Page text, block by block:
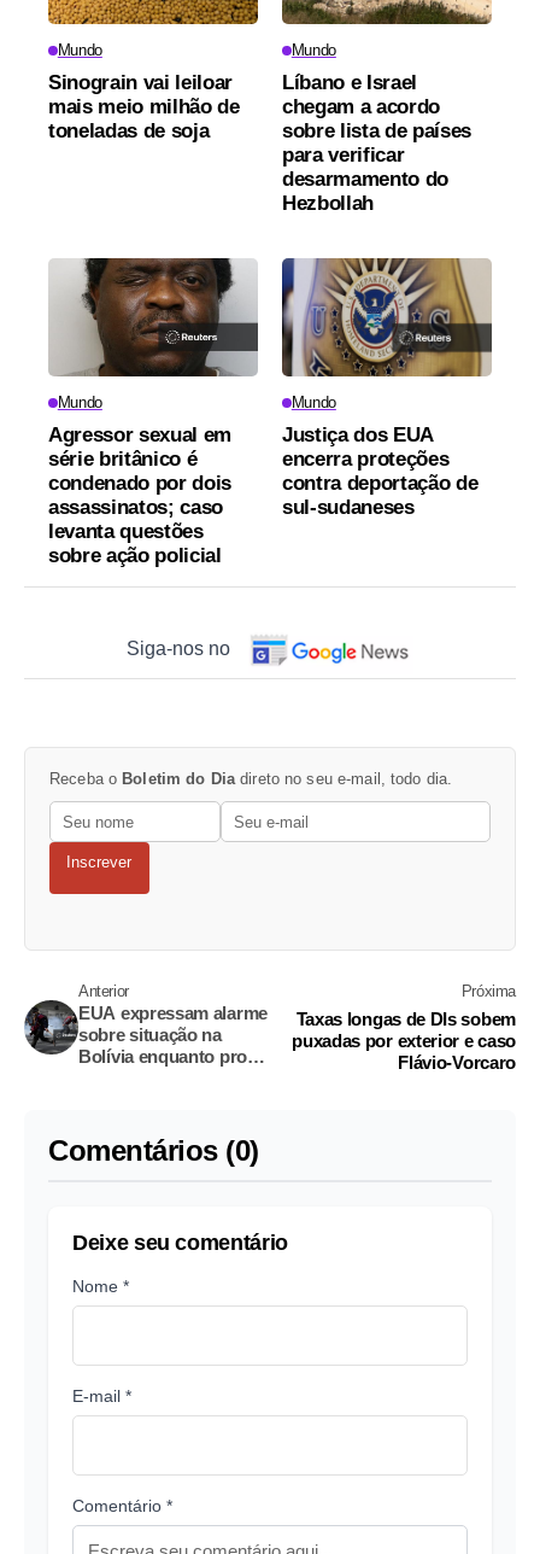
Mundo
Sinograin vai leiloar
mais meio milhão de
toneladas de soja
Mundo
Líbano e Israel
chegam a acordo
sobre lista de países
para verificar
desarmamento do
Hezbollah
Mundo
Agressor sexual em
série britânico é
condenado por dois
assassinatos; caso
levanta questões
sobre ação policial
Mundo
Justiça dos EUA
encerra proteções
contra deportação de
sul-sudaneses
Siga-nos no
Receba o Boletim do Dia direto no seu e-mail, todo dia.
Inscrever
Anterior
EUA expressam alarme
sobre situação na
Bolívia enquanto prote
Próxima
Taxas longas de DIs sobem
puxadas por exterior e caso
Flávio-Vorcaro
Comentários (0)
Deixe seu comentário
Nome *
E-mail *
Comentário *